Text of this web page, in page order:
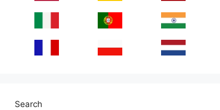
Search